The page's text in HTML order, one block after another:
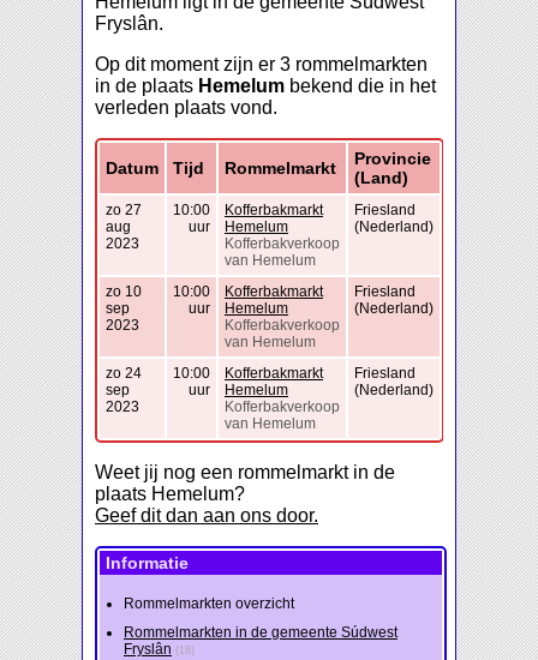
Fryslân.
Op dit moment zijn er 3 rommelmarkten
in de plaats Hemelum bekend die in het
verleden plaats vond.
Datum Tijd Rommelmarkt
Provincie
(Land)
zo 27
aug
2023
10:00
uur
Kofferbakmarkt
Hemelum
Kofferbakverkoop
van Hemelum
Friesland
(Nederland)
zo 10
sep
2023
10:00
uur
Kofferbakmarkt
Hemelum
Kofferbakverkoop
van Hemelum
Friesland
(Nederland)
zo 24
sep
2023
10:00
uur
Kofferbakmarkt
Hemelum
Kofferbakverkoop
van Hemelum
Friesland
(Nederland)
Weet jij nog een rommelmarkt in de
plaats Hemelum?
Geef dit dan aan ons door.
Informatie
Rommelmarkten overzicht
Rommelmarkten in de gemeente Súdwest
Fryslân (18)